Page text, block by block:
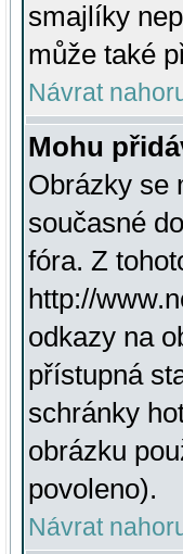
smajlíky
může také
Návrat
Mohu
Obrázky se
současné
fóra. Z
http://
odkazy na
přístupná
schránky
obrázku
povoleno).
Návrat